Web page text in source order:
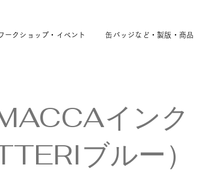
ークショップ・イベント 缶バッジなど・製版・商品
インク
ブルー）